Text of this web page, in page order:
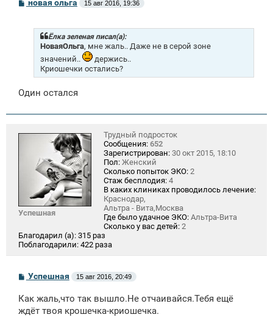
новая ольга 15 авг 2016, 19:36
Ёлка зеленая писал(а):
НоваяОльга, мне жаль.. Даже не в серой зоне
значений..
держись..
Криошечки остались?
Один остался
Успешная
Трудный подросток
Сообщения: 652
Зарегистрирован: 30 окт 2015, 18:10
Пол: Женский
Сколько попыток ЭКО: 2
Стаж бесплодия: 4
В каких клиниках проводилось лечение:
Краснодар,
Альтра - Вита,Москва
Где было удачное ЭКО: Альтра-Вита
Сколько у вас детей: 2
Благодарил (а): 315 раз
Поблагодарили: 422 раза
С
о
б
щ
е
Успешная 15 авг 2016, 20:49
Как жаль,что так вышло.Не отчаивайся.Тебя ещё
ждёт твоя крошечка-криошечка.